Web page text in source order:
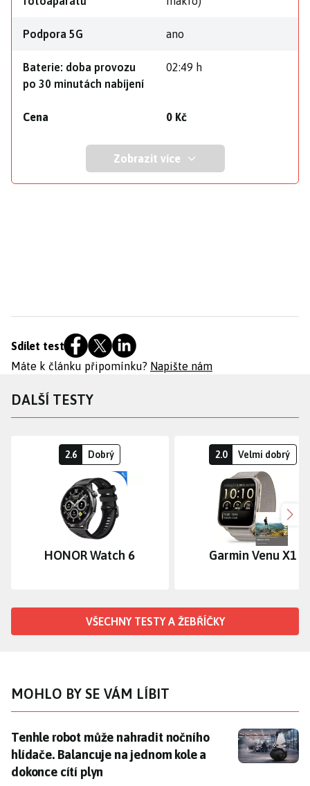
Podpora 5G ano
Baterie: doba provozu
po 30 minutách nabíjení
02:49 h
Cena 0 Kč
Zobrazit více
Sdílet test
Máte k článku připomínku? Napište nám
DALŠÍ TESTY
2.6 Dobrý
HONOR Watch 6
2.0 Velmi dobrý
Garmin Venu X1
VŠECHNY TESTY A ŽEBŘÍČKY
MOHLO BY SE VÁM LÍBIT
Tenhle robot může nahradit nočního hlídače.
Tenhle robot může nahradit nočního
hlídače. Balancuje na jednom kole a
dokonce cítí plyn